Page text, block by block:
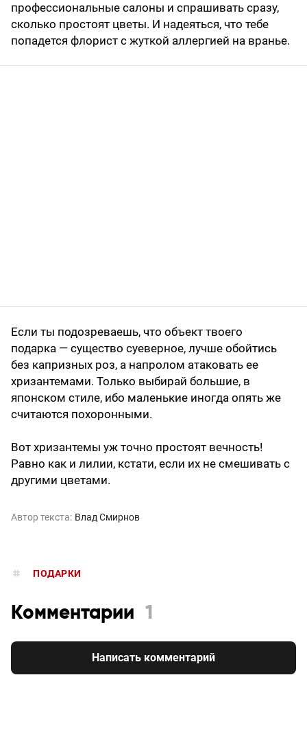
профессиональные салоны и спрашивать сразу,
сколько простоят цветы. И надеяться, что тебе
попадется флорист с жуткой аллергией на вранье.
Если ты подозреваешь, что объект твоего
подарка — существо суеверное, лучше обойтись
без капризных роз, а напролом атаковать ее
хризантемами. Только выбирай большие, в
японском стиле, ибо маленькие иногда опять же
считаются похоронными.
Вот хризантемы уж точно простоят вечность!
Равно как и лилии, кстати, если их не смешивать с
другими цветами.
Автор текста: Влад Смирнов
ПОДАРКИ
Комментарии 1
Написать комментарий